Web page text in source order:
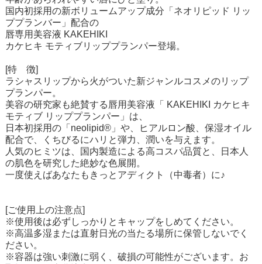
国内初採用の新ボリュームアップ成分「ネオリピッド リッ
ププランバー」配合の
唇専用美容液 KAKEHIKI
カケヒキ モティブリッププランパー登場。
[特 徴]
ラシャスリップから火がついた新ジャンルコスメのリップ
プランパー。
美容の研究家も絶賛する唇用美容液「 KAKEHIKI カケヒキ
モティブ リッププランパー」は、
日本初採用の「neolipid®」や、ヒアルロン酸、保湿オイル
配合で、くちびるにハリと弾力、潤いを与えます。
人気のヒミツは、国内製造による高コスパ品質と、日本人
の肌色を研究した絶妙な色展開。
一度使えばあなたもきっとアディクト（中毒者）に♪
[ご使用上の注意点]
※使用後は必ずしっかりとキャップをしめてください。
※高温多湿または直射日光の当たる場所に保管しないでく
ださい。
※容器は強い刺激に弱く、破損の可能性がございます。お